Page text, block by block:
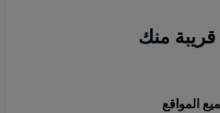
منك
المواقع